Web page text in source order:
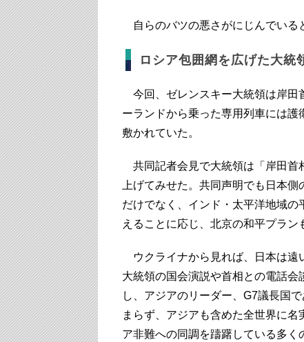
自らのバツの悪さがにじんでいる
ロシア包囲網を広げた大統
今回、ゼレンスキー大統領は岸田
ーランドから乗った専用列車には
敷かれていた。
共同記者会見で大統領は「岸田首
上げてみせた。共同声明でも日本
だけでなく、インド・太平洋地域
えることに応じ、北京の和平プラン
ウクライナから見れば、日本は遠
大統領の国会演説や首相との電話
し、アジアのリーダー、G7議長国
まらず、アジアも含めた全世界に
ア非難への同調を躊躇している多